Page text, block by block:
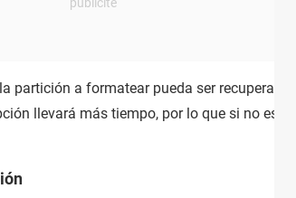
partición a formatear pueda ser recuperada
llevará más tiempo, por lo que si no es